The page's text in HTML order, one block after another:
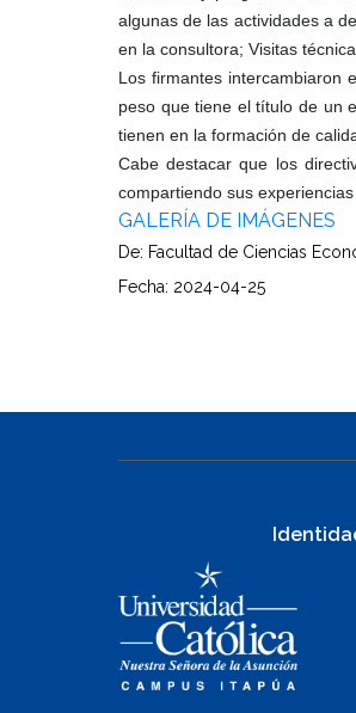
algunas de las actividades a
en la consultora; Visitas
Los firmantes intercambiaron
peso que tiene el título de un
tienen en la formación de
Cabe destacar que los
compartiendo sus
GALERÍA DE IMÁGENES
De: Facultad de Ciencias
Fecha: 2024-04-25